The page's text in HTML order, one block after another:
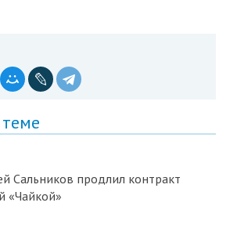
Сальников продлил контракт
«Чайкой»